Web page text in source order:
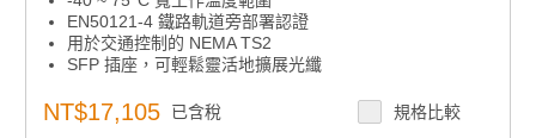
EN50121-4 鐵路軌道旁部署認證
用於交通控制的 NEMA TS2
SFP 插座，可輕鬆靈活地擴展光纖
NT$17,105 已含稅 規格比較